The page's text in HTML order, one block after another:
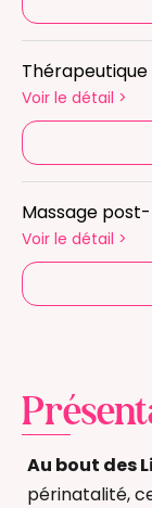
Thérapeutique
Voir le détail >
Massage
Voir le détail >
Au bout des
périnatalité,